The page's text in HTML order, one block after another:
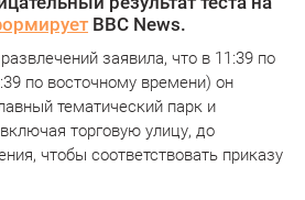
BBC News.
заявила, что в 11:39 по
по восточному времени) он
тематический парк и
торговую улицу, до
чтобы соответствовать приказу